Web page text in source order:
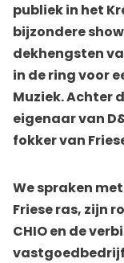
publiek in het
bijzondere
dekhengsten
in de ring voor
Muziek. Achter
eigenaar van
fokker van
We spraken
Friese ras, zijn
CHIO en de